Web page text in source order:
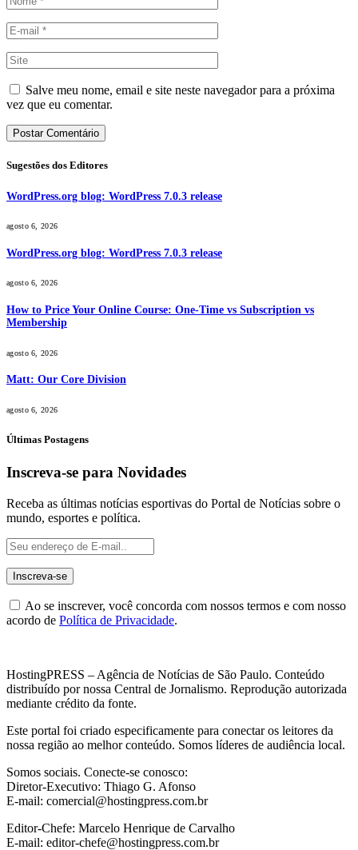
Salve meu nome, email e site neste navegador para a próxima
vez que eu comentar.
Sugestões dos Editores
WordPress.org blog: WordPress 7.0.3 release
agosto 6, 2026
WordPress.org blog: WordPress 7.0.3 release
agosto 6, 2026
How to Price Your Online Course: One-Time vs Subscription vs
Membership
agosto 6, 2026
Matt: Our Core Division
agosto 6, 2026
Últimas Postagens
Inscreva-se para Novidades
Receba as últimas notícias esportivas do Portal de Notícias sobre o
mundo, esportes e política.
Ao se inscrever, você concorda com nossos termos e com nosso
acordo de Política de Privacidade.
HostingPRESS – Agência de Notícias de São Paulo. Conteúdo
distribuído por nossa Central de Jornalismo. Reprodução autorizada
mediante crédito da fonte.
Este portal foi criado especificamente para conectar os leitores da
nossa região ao melhor conteúdo. Somos líderes de audiência local.
Somos sociais. Conecte-se conosco:
Diretor-Executivo: Thiago G. Afonso
E-mail: comercial@hostingpress.com.br
Editor-Chefe: Marcelo Henrique de Carvalho
E-mail: editor-chefe@hostingpress.com.br